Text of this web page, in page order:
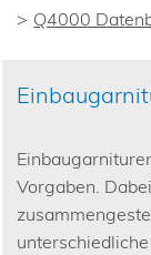
Q4000
Vorgaben.